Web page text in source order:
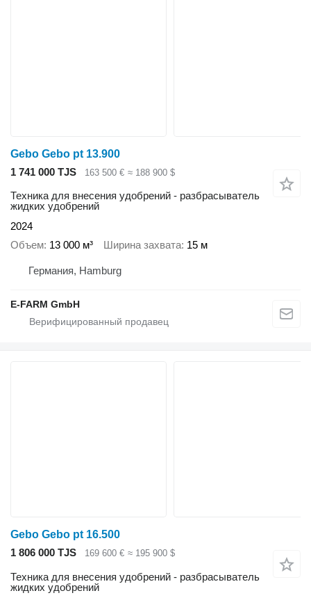
Gebo Gebo pt 13.900
1 741 000 TJS
163 500 € ≈ 188 900 $
Техника для внесения удобрений - разбрасыватель
жидких удобрений
2024
Объем 13 000 м³ Ширина захвата 15 м
Германия, Hamburg
E-FARM GmbH
Gebo Gebo pt 16.500
1 806 000 TJS
169 600 € ≈ 195 900 $
Техника для внесения удобрений - разбрасыватель
жидких удобрений